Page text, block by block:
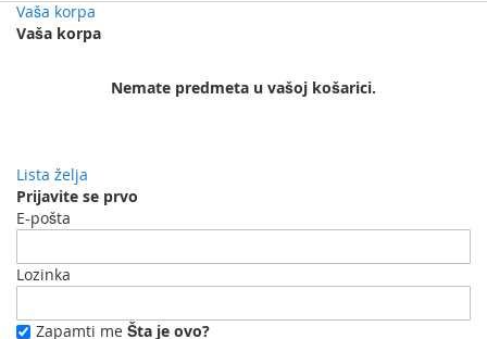
Vaša korpa
Vaša korpa
Nemate predmeta u vašoj košarici.
Lista želja
Prijavite se prvo
E-pošta
Lozinka
Zapamti me Šta je ovo?